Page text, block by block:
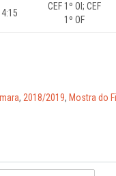
CEF 1º OI; CEF
1º OF
, 2018/2019, Mostra do